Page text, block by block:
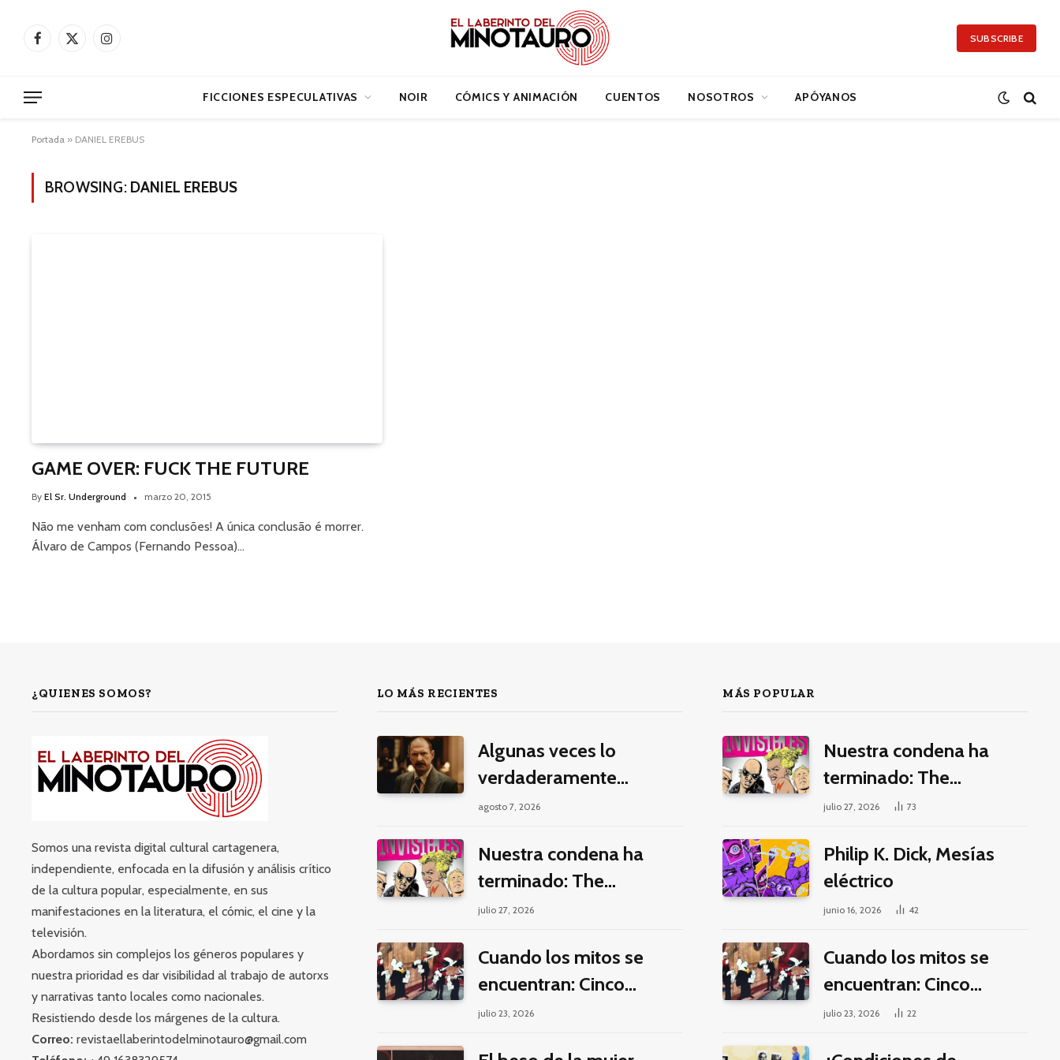
Facebook
X
Instagram SUBSCRIBE
FICCIONES ESPECULATIVAS NOIR CÓMICS Y ANIMACIÓN CUENTOS NOSOTROS APÓYANOS
Portada » DANIEL EREBUS
BROWSING: DANIEL EREBUS
GAME OVER: FUCK THE FUTURE
By El Sr. Underground marzo 20, 2015
Não me venham com conclusões! A única conclusão é morrer.
Álvaro de Campos (Fernando Pessoa)…
¿QUIENES SOMOS?
Somos una revista digital cultural cartagenera,
independiente, enfocada en la difusión y análisis crítico
de la cultura popular, especialmente, en sus
manifestaciones en la literatura, el cómic, el cine y la
televisión.
Abordamos sin complejos los géneros populares y
nuestra prioridad es dar visibilidad al trabajo de autorxs
y narrativas tanto locales como nacionales.
Resistiendo desde los márgenes de la cultura.
Correo: revistaellaberintodelminotauro@gmail.com
LO MÁS RECIENTES
Algunas veces lo
verdaderamente
criminal es pasar horas y
de Netflix
agosto 7, 2026
Nuestra condena ha
terminado: The
Invisibles y la guerra por
julio 27, 2026
Cuando los mitos se
encuentran: Cinco
pilares éticos para una
julio 23, 2026
MÁS POPULAR
Nuestra condena ha
terminado: The
Invisibles y la guerra por
julio 27, 2026 73
Philip K. Dick, Mesías
eléctrico
junio 16, 2026 42
Cuando los mitos se
encuentran: Cinco
pilares éticos para una
julio 23, 2026 22